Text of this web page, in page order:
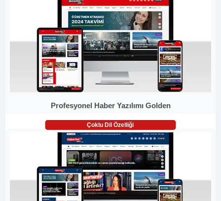
Profesyonel Haber Yazılımı Golden
Çoklu Dil Özelliği